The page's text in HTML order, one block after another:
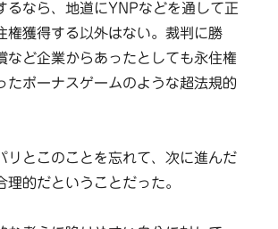
るなら、地道にYNPなどを通して正
権獲得する以外はない。裁判に勝
など企業からあったとしても永住権
たボーナスゲームのような超法規的
リとこのことを忘れて、次に進んだ
理的だということだった。